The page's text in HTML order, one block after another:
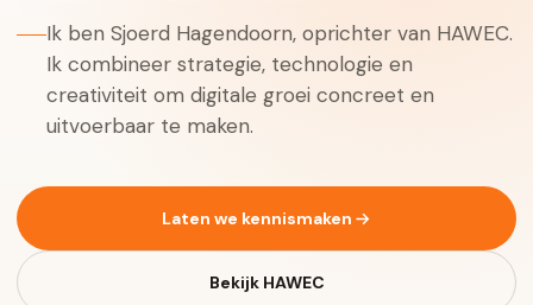
Ik ben Sjoerd Hagendoorn, oprichter van HAWEC.
Ik combineer strategie, technologie en
creativiteit om digitale groei concreet en
uitvoerbaar te maken.
Laten we kennismaken
Bekijk HAWEC